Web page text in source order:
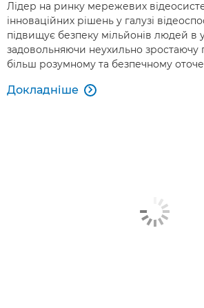
Лідер на ринку мережевих
інноваційних рішень у галузі
підвищує безпеку мільйонів людей в
задовольняючи неухильно зростаючу
більш розумному та безпечному
Докладніше 